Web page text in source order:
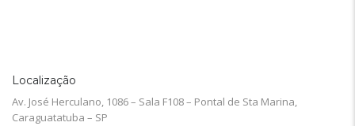
Localização
Av. José Herculano, 1086 – Sala F108 – Pontal de Sta Marina,
Caraguatatuba – SP